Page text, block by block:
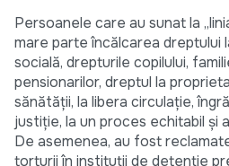
Persoanele care au sunat la
mare parte încălcarea dreptului
socială, drepturile copilului,
pensionarilor, dreptul la
sănătăţii, la libera circulaţie,
justiţie, la un proces echitabil şi
De asemenea, au fost
torturii în instituţii de detenţie